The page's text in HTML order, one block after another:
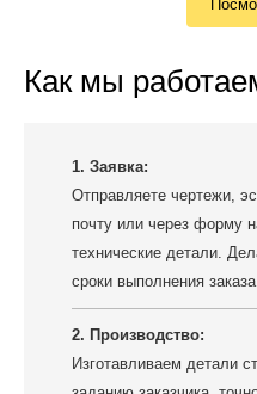
Как мы
1. Заявка:
Отправляете чертежи,
почту или через форму
технические детали.
сроки выполнения
2. Производство:
Изготавливаем детали